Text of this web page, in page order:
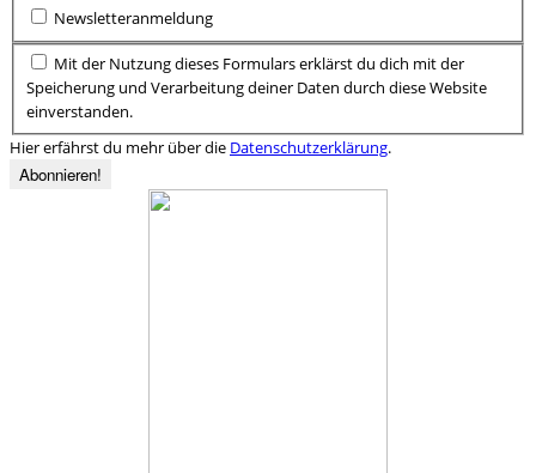
Newsletteranmeldung
Mit der Nutzung dieses Formulars erklärst du dich mit der
Speicherung und Verarbeitung deiner Daten durch diese Website
einverstanden.
Hier erfährst du mehr über die Datenschutzerklärung.